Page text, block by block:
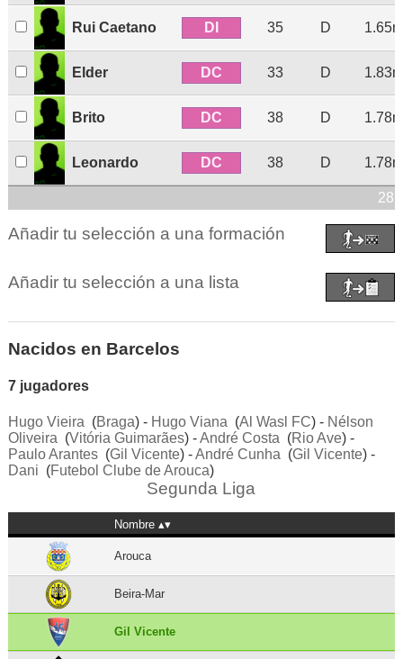
Rui Caetano DI 35 D 1.65m
Elder DC 33 D 1.83m
Brito DC 38 D 1.78m
Leonardo DC 38 D 1.78m
28
Añadir tu selección a una formación
Añadir tu selección a una lista
Nacidos en Barcelos
7 jugadores
Hugo Vieira (Braga) - Hugo Viana (Al Wasl FC) - Nélson
Oliveira (Vitória Guimarães) -André Costa (Rio Ave) -
Paulo Arantes(Gil Vicente) -André Cunha (Gil Vicente) -
Dani (Futebol Clube de Arouca)
Segunda Liga
Nombre
Arouca
Beira-Mar
Gil Vicente